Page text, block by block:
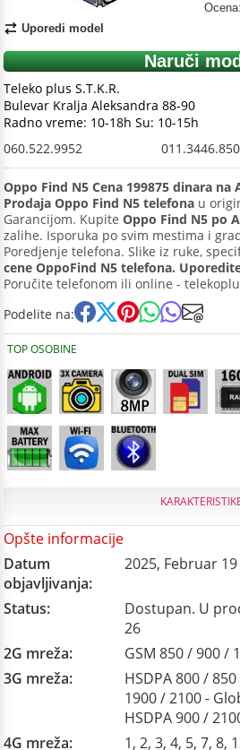
Uporedi model
Naruči
Teleko plus S.T.K.R.
Bulevar Kralja Aleksandra 88-90
Radno vreme: 10-18h Su: 10-15h
060.522.9952
011.3446.850
Oppo Find N5 Cena 199875 dinara na
Prodaja Oppo Find N5 telefona u
Garancijom. Kupite Oppo Find N5 po
zalihe. Isporuka po svim mestima i
Poredjenje telefona. Slike iz ruke,
cene OppoFind N5 telefona.
Poručite telefonom ili online -
Podelite na:
TOP OSOBINE
Opšte informacije
Datum
objavljivanja:
2025, Februar 19
Status:
Dostupan. U
26
2G mreža:
GSM 850 / 900 /
3G mreža:
HSDPA 800 /
1900 / 2100 -
HSDPA 900 /
4G mreža:
1, 2, 3, 4, 5, 7, 8,